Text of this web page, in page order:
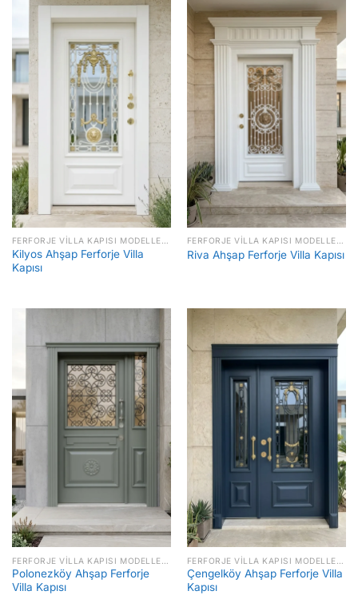
Kilyos Ahşap Ferforje Villa
Kapısı
Riva Ahşap Ferforje Villa Kapısı
Polonezköy Ahşap Ferforje
Villa Kapısı
Çengelköy Ahşap Ferforje Villa
Kapısı